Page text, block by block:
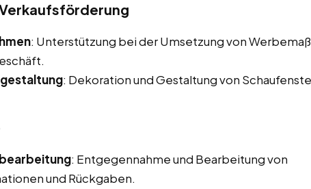
: Unterstützung bei der Umsetzung von
: Dekoration und Gestaltung von
: Entgegennahme und Bearbeitung von
und Rückgaben.